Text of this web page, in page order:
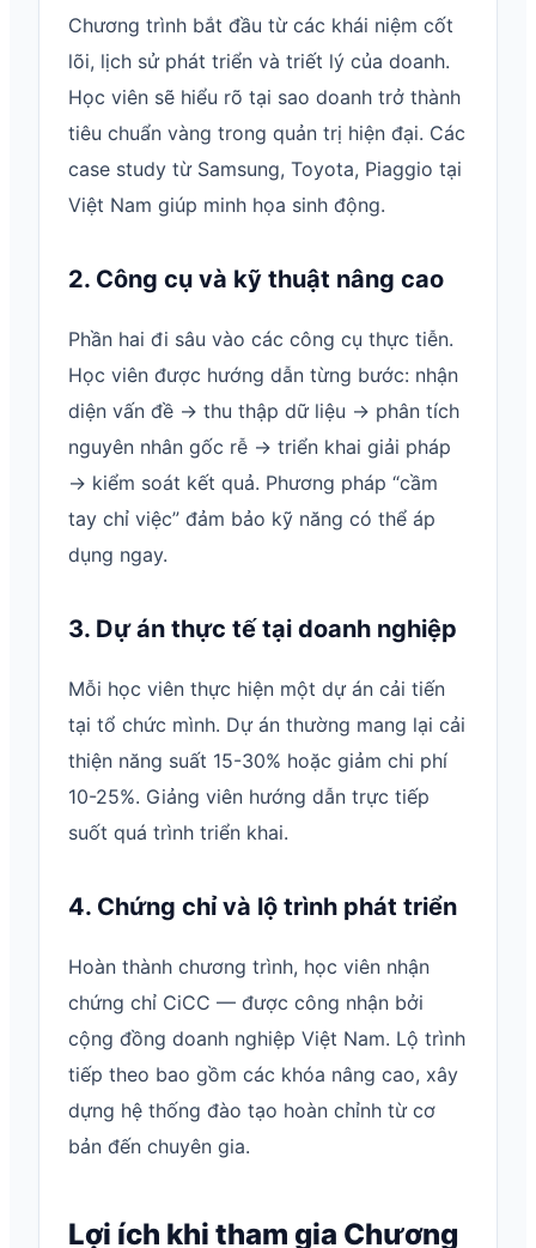
Chương trình bắt đầu từ các khái niệm cốt
lõi, lịch sử phát triển và triết lý của doanh.
Học viên sẽ hiểu rõ tại sao doanh trở thành
tiêu chuẩn vàng trong quản trị hiện đại. Các
case study từ Samsung, Toyota, Piaggio tại
Việt Nam giúp minh họa sinh động.
2. Công cụ và kỹ thuật nâng cao
Phần hai đi sâu vào các công cụ thực tiễn.
Học viên được hướng dẫn từng bước: nhận
diện vấn đề → thu thập dữ liệu → phân tích
nguyên nhân gốc rễ → triển khai giải pháp
→ kiểm soát kết quả. Phương pháp “cầm
tay chỉ việc” đảm bảo kỹ năng có thể áp
dụng ngay.
3. Dự án thực tế tại doanh nghiệp
Mỗi học viên thực hiện một dự án cải tiến
tại tổ chức mình. Dự án thường mang lại cải
thiện năng suất 15-30% hoặc giảm chi phí
10-25%. Giảng viên hướng dẫn trực tiếp
suốt quá trình triển khai.
4. Chứng chỉ và lộ trình phát triển
Hoàn thành chương trình, học viên nhận
chứng chỉ CiCC — được công nhận bởi
cộng đồng doanh nghiệp Việt Nam. Lộ trình
tiếp theo bao gồm các khóa nâng cao, xây
dựng hệ thống đào tạo hoàn chỉnh từ cơ
bản đến chuyên gia.
Lợi ích khi tham gia Chương